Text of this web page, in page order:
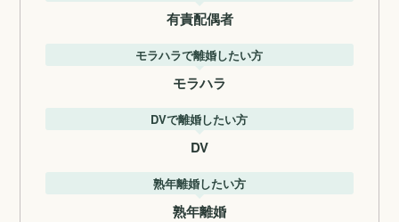
有責配偶者
モラハラで離婚したい方
モラハラ
DVで離婚したい方
DV
熟年離婚したい方
熟年離婚